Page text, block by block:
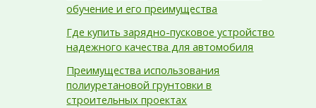
обучение и его преимущества
Где купить зарядно-пусковое устройство
надежного качества для автомобиля
Преимущества использования
полиуретановой грунтовки в
строительных проектах